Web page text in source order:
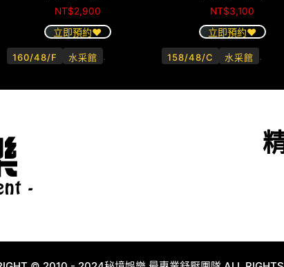
NT$2,900
立即預約❤️
160/48/F 水采館 .
NT$3,100
立即預約❤️
158/48/C 水采館 .